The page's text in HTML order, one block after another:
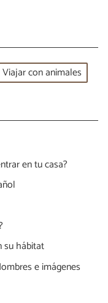
Viajar con animales
en tu casa?
su hábitat
e imágenes